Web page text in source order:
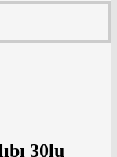
30lu